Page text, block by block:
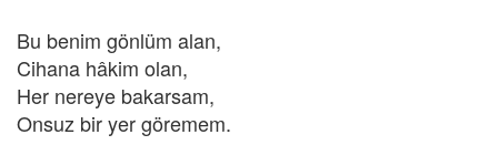
Bu benim gönlüm alan,
Cihana hâkim olan,
Her nereye bakarsam,
Onsuz bir yer göremem.